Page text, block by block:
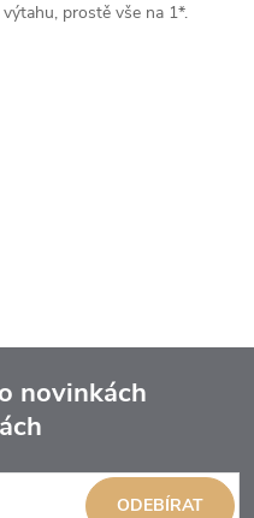
prostě vše na 1*.
novinkách
ODEBÍRAT